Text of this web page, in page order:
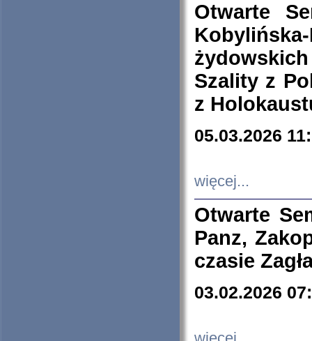
Otwarte
Szality z
z
05.03.2026
więcej...
Otwarte
Panz,
czasie
03.02.2026